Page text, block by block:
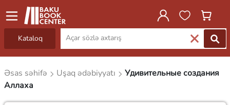
Kataloq
Əsas səhifə Uşaq ədəbiyyatı
Удивительные создания
Аллаха